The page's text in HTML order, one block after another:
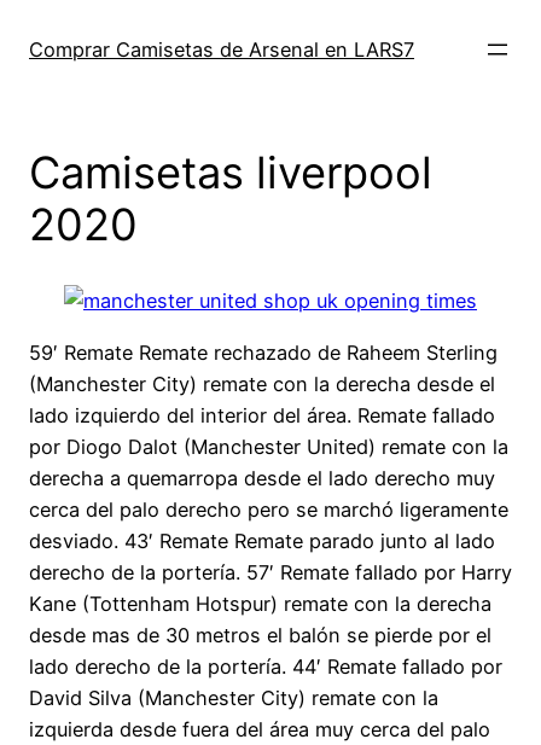
Comprar Camisetas de Arsenal en LARS7
Camisetas liverpool
2020
59′ Remate Remate rechazado de Raheem Sterling
(Manchester City) remate con la derecha desde el
lado izquierdo del interior del área. Remate fallado
por Diogo Dalot (Manchester United) remate con la
derecha a quemarropa desde el lado derecho muy
cerca del palo derecho pero se marchó ligeramente
desviado. 43′ Remate Remate parado junto al lado
derecho de la portería. 57′ Remate fallado por Harry
Kane (Tottenham Hotspur) remate con la derecha
desde mas de 30 metros el balón se pierde por el
lado derecho de la portería. 44′ Remate fallado por
David Silva (Manchester City) remate con la
izquierda desde fuera del área muy cerca del palo